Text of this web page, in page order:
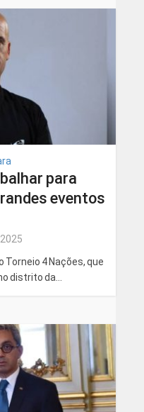
para
eventos
Torneio 4 Nações, que
distrito da...